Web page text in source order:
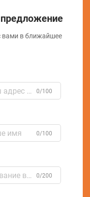
предложение
вами в ближайшее
0/100
0/100
0/200